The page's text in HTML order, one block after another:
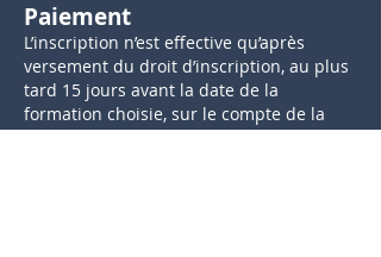
Paiement
L’inscription n’est effective qu’après
versement du droit d’inscription, au plus
tard 15 jours avant la date de la
formation choisie, sur le compte de la
SBPA